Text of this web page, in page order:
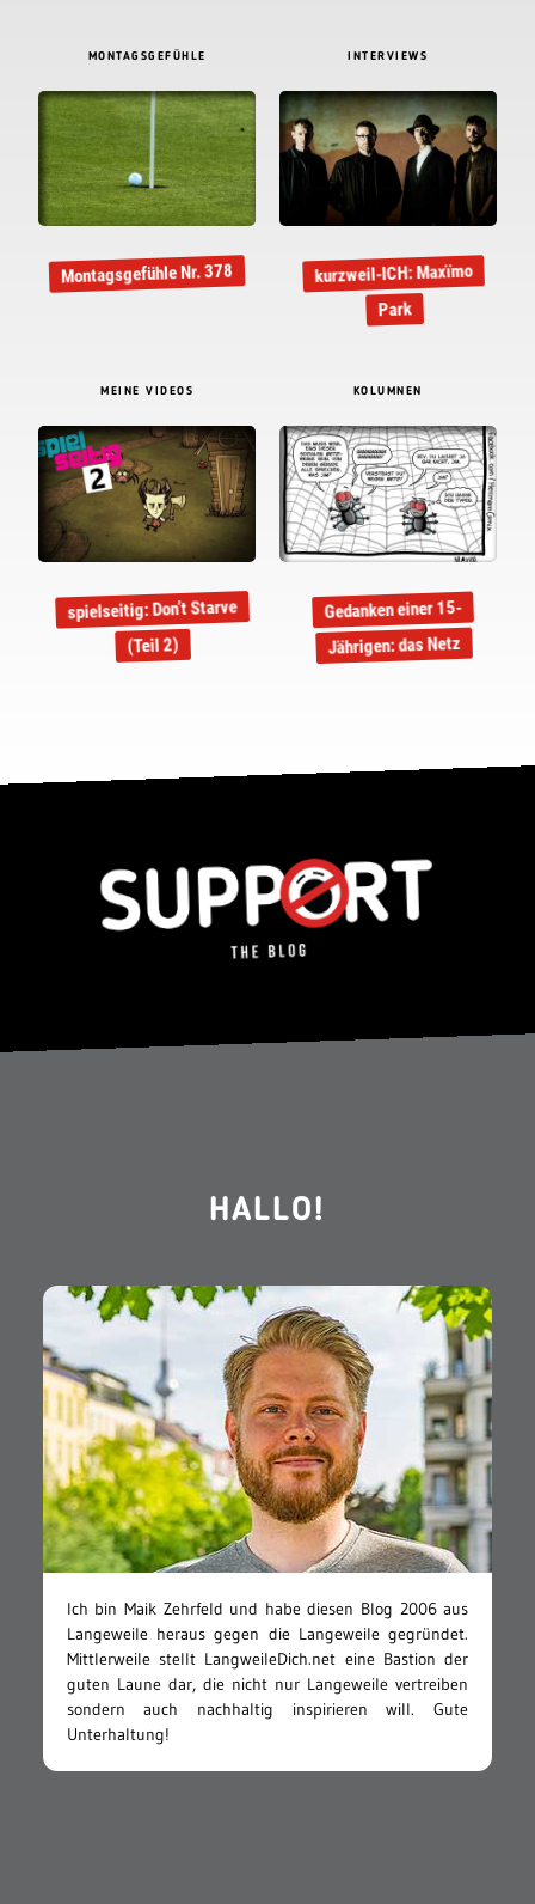
MONTAGSGEFÜHLE
Montagsgefühle Nr. 378
INTERVIEWS
kurzweil-ICH: Maxïmo
Park
MEINE VIDEOS
spielseitig: Don’t Starve
(Teil 2)
KOLUMNEN
Gedanken einer 15-
Jährigen: das Netz
HALLO!
Ich bin Maik Zehrfeld und habe diesen Blog 2006 aus
Langeweile heraus gegen die Langeweile gegründet.
Mittlerweile stellt LangweileDich.net eine Bastion der
guten Laune dar, die nicht nur Langeweile vertreiben
sondern auch nachhaltig inspirieren will. Gute
Unterhaltung!